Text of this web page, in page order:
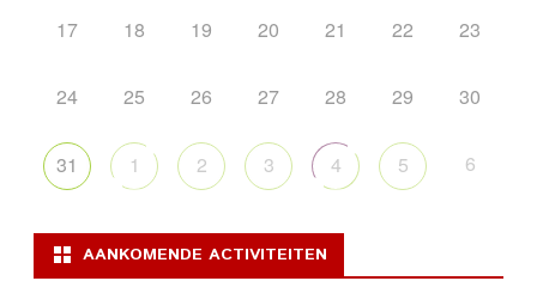
17 18 19 20 21 22 23
24 25 26 27 28 29 30
31 1 2 3 4 5 6
AANKOMENDE ACTIVITEITEN